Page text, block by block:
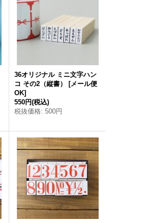
36オリジナル ミニ文字ハン
コ その2（縦書）
[メール便
OK]
550円(税込)
税抜価格: 500円